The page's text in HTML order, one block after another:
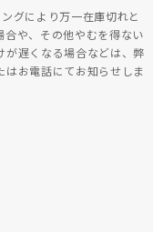
グにより万一在庫切れと
合や、その他やむを得ない
が遅くなる場合などは、弊
はお電話にてお知らせしま